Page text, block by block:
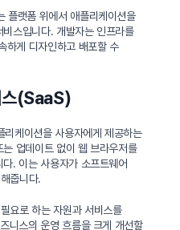
플랫폼 위에서 애플리케이션을
스입니다. 개발자는 인프라를
하게 디자인하고 배포할 수
스(SaaS)
케이션을 사용자에게 제공하는
업데이트 없이 웹 브라우저를
. 이는 사용자가 소프트웨어
줍니다.
요로 하는 자원과 서비스를
니스의 운영 흐름을 크게 개선할